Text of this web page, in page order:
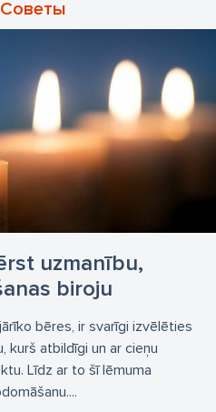
Проводы
гробы
Саркофаги
Похороны
Кремация
организация кремирования
организация кремации
в Валмиере
Советы
uzmanību,
biroju
bēres, ir svarīgi izvēlēties
kurš atbildīgi un ar cieņu
Līdz ar to šī lēmuma